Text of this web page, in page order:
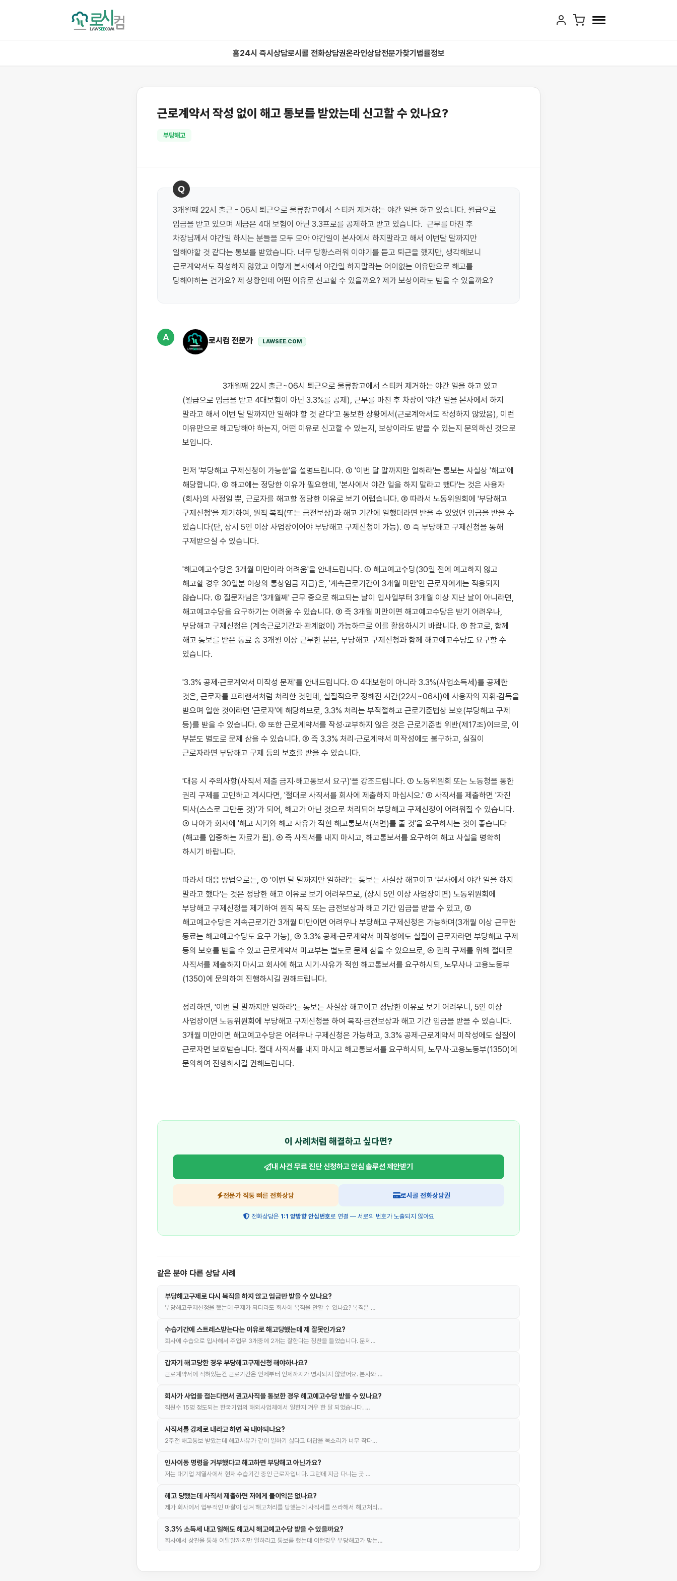
홈24시 즉시상담로시콜 전화상담권온라인상담전문가찾기 법률정보
근로계약서 작성 없이 해고 통보를 받았는데 신고할 수 있나요?
부당해고
Q
3개월쨰 22시 출근 - 06시 퇴근으로 물류창고에서 스티커 제거하는 야간 일을 하고 있습니다. 월급으로
임금을 받고 있으며 세금은 4대 보험이 아닌 3.3프로를 공제하고 받고 있습니다.  근무를 마친 후
차장님께서 야간일 하시는 분들을 모두 모아 야간일이 본사에서 하지말라고 해서 이번달 말까지만
일해야할 것 같다는 통보를 받았습니다. 너무 당황스러워 이야기를 듣고 퇴근을 했지만, 생각해보니
근로계약서도 작성하지 않았고 이렇게 본사에서 야간일 하지말라는 어이없는 이유만으로 해고를
당해야하는 건가요? 제 상황인데 어떤 이유로 신고할 수 있을까요? 제가 보상이라도 받을 수 있을까요?
A 로시컴 전문가 LAWSEE.COM
(월급으로 임금을 받고 4대보험이 아닌 3.3%를 공제), 근무를 마친 후 차장이 '야간 일을 본사에서 하지
말라고 해서 이번 달 말까지만 일해야 할 것 같다'고 통보한 상황에서(근로계약서도 작성하지 않았음), 이런
이유만으로 해고당해야 하는지, 어떤 이유로 신고할 수 있는지, 보상이라도 받을 수 있는지 문의하신 것으로
보입니다.
먼저 '부당해고 구제신청이 가능함'을 설명드립니다. ① '이번 달 말까지만 일하라'는 통보는 사실상 '해고'에
해당합니다. ② 해고에는 정당한 이유가 필요한데, '본사에서 야간 일을 하지 말라고 했다'는 것은 사용자
(회사)의 사정일 뿐, 근로자를 해고할 정당한 이유로 보기 어렵습니다. ③ 따라서 노동위원회에 '부당해고
구제신청'을 제기하여, 원직 복직(또는 금전보상)과 해고 기간에 일했더라면 받을 수 있었던 임금을 받을 수
있습니다(단, 상시 5인 이상 사업장이어야 부당해고 구제신청이 가능). ④ 즉 부당해고 구제신청을 통해
구제받으실 수 있습니다.
'해고예고수당은 3개월 미만이라 어려움'을 안내드립니다. ① 해고예고수당(30일 전에 예고하지 않고
해고할 경우 30일분 이상의 통상임금 지급)은, '계속근로기간이 3개월 미만'인 근로자에게는 적용되지
않습니다. ② 질문자님은 '3개월째' 근무 중으로 해고되는 날이 입사일부터 3개월 이상 지난 날이 아니라면,
해고예고수당을 요구하기는 어려울 수 있습니다. ③ 즉 3개월 미만이면 해고예고수당은 받기 어려우나,
부당해고 구제신청은 (계속근로기간과 관계없이) 가능하므로 이를 활용하시기 바랍니다. ④ 참고로, 함께
해고 통보를 받은 동료 중 3개월 이상 근무한 분은, 부당해고 구제신청과 함께 해고예고수당도 요구할 수
있습니다.
'3.3% 공제·근로계약서 미작성 문제'를 안내드립니다. ① 4대보험이 아니라 3.3%(사업소득세)를 공제한
것은, 근로자를 프리랜서처럼 처리한 것인데, 실질적으로 정해진 시간(22시~06시)에 사용자의 지휘·감독을
받으며 일한 것이라면 '근로자'에 해당하므로, 3.3% 처리는 부적절하고 근로기준법상 보호(부당해고 구제
등)를 받을 수 있습니다. ② 또한 근로계약서를 작성·교부하지 않은 것은 근로기준법 위반(제17조)이므로, 이
부분도 별도로 문제 삼을 수 있습니다. ③ 즉 3.3% 처리·근로계약서 미작성에도 불구하고, 실질이
근로자라면 부당해고 구제 등의 보호를 받을 수 있습니다.
'대응 시 주의사항(사직서 제출 금지·해고통보서 요구)'을 강조드립니다. ① 노동위원회 또는 노동청을 통한
권리 구제를 고민하고 계시다면, '절대로 사직서를 회사에 제출하지 마십시오.' ② 사직서를 제출하면 '자진
퇴사(스스로 그만둔 것)'가 되어, 해고가 아닌 것으로 처리되어 부당해고 구제신청이 어려워질 수 있습니다.
③ 나아가 회사에 '해고 시기와 해고 사유가 적힌 해고통보서(서면)를 줄 것'을 요구하시는 것이 좋습니다
(해고를 입증하는 자료가 됨). ④ 즉 사직서를 내지 마시고, 해고통보서를 요구하여 해고 사실을 명확히
하시기 바랍니다.
따라서 대응 방법으로는, ① '이번 달 말까지만 일하라'는 통보는 사실상 해고이고 '본사에서 야간 일을 하지
말라고 했다'는 것은 정당한 해고 이유로 보기 어려우므로, (상시 5인 이상 사업장이면) 노동위원회에
부당해고 구제신청을 제기하여 원직 복직 또는 금전보상과 해고 기간 임금을 받을 수 있고, ②
해고예고수당은 계속근로기간 3개월 미만이면 어려우나 부당해고 구제신청은 가능하며(3개월 이상 근무한
동료는 해고예고수당도 요구 가능), ③ 3.3% 공제·근로계약서 미작성에도 실질이 근로자라면 부당해고 구제
등의 보호를 받을 수 있고 근로계약서 미교부는 별도로 문제 삼을 수 있으므로, ④ 권리 구제를 위해 절대로
사직서를 제출하지 마시고 회사에 해고 시기·사유가 적힌 해고통보서를 요구하시되, 노무사나 고용노동부
(1350)에 문의하여 진행하시길 권해드립니다.
정리하면, '이번 달 말까지만 일하라'는 통보는 사실상 해고이고 정당한 이유로 보기 어려우니, 5인 이상
사업장이면 노동위원회에 부당해고 구제신청을 하여 복직·금전보상과 해고 기간 임금을 받을 수 있습니다.
3개월 미만이면 해고예고수당은 어려우나 구제신청은 가능하고, 3.3% 공제·근로계약서 미작성에도 실질이
근로자면 보호받습니다. 절대 사직서를 내지 마시고 해고통보서를 요구하시되, 노무사·고용노동부(1350)에
문의하여 진행하시길 권해드립니다.
이 사례처럼 해결하고 싶다면?
내 사건 무료 진단 신청하고안심 솔루션 제안받기
전문가 직통 빠른 전화상담 로시콜 전화상담권
전화상담은 1:1 양방향 안심번호로 연결 — 서로의 번호가 노출되지 않아요
같은 분야 다른 상담 사례
부당해고구제로 다시 복직을 하지 않고 임금만 받을 수 있나요?
부당해고구제신청을 했는데 구제가 되더라도 회사에 복직을 안할 수 있나요? 복직은 …
수습기간에 스트레스받는다는 이유로 해고당했는데 제 잘못인가요?
회사에 수습으로 입사해서 주업무 3개중에 2개는 잘한다는 칭찬을 들었습니다. 문제…
갑자기 해고당한 경우 부당해고구제신청 해야하나요?
근로계약서에 적혀있는건 근로기간은 언제부터 언제까지가 명시되지 않았어요. 본사와 …
회사가 사업을 접는다면서 권고사직을 통보한 경우 해고예고수당 받을 수 있나요?
직원수 15명 정도되는 한국기업의 해외사업체에서 일한지 겨우 한 달 되었습니다. …
사직서를 강제로 내라고 하면 꼭 내야되나요?
2주전 해고통보 받았는데 해고사유가 같이 일하기 싫다고 대답을 목소리가 너무 작다…
인사이동 명령을 거부했다고 해고하면 부당해고 아닌가요?
저는 대기업 계열사에서 현재 수습기간 중인 근로자입니다. 그런데 지금 다니는 곳 …
해고 당했는데 사직서 제출하면 저에게 불이익은 없나요?
제가 회사에서 업무적인 마찰이 생겨 해고처리를 당했는데 사직서를 쓰라해서 해고처리…
3.3% 소득세 내고 일해도 해고시 해고예고수당 받을 수 있을까요?
회사에서 상관을 통해 이달말까지만 일하라고 통보를 했는데 이런경우 부당해고가 맞는…